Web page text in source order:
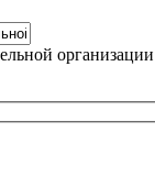
организации